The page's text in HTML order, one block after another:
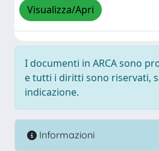
Visualizza/Apri
I documenti in ARCA sono
e tutti i diritti sono riservati,
indicazione.
Informazioni